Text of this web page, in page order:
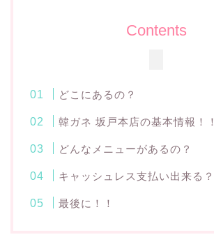
Contents
どこにあるの？
韓ガネ 坂戸本店の基本情報！！
どんなメニューがあるの？
キャッシュレス支払い出来る？
最後に！！